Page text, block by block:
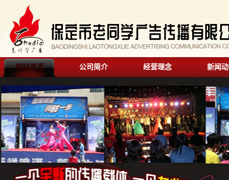
网站首页 公司简介 经营理念 新闻